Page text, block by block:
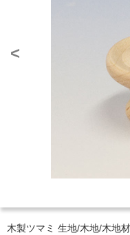
<
木製ツマミ 生地/木地/木地